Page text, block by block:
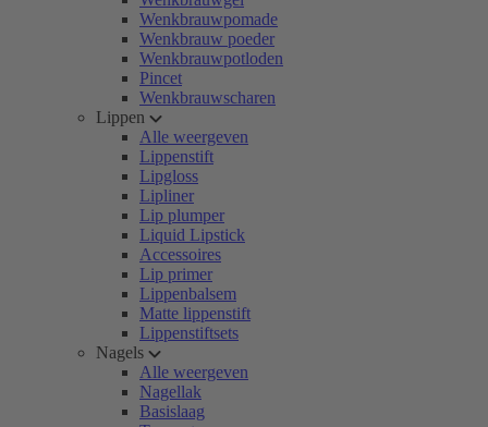
Wenkbrauwpomade
Wenkbrauw poeder
Wenkbrauwpotloden
Pincet
Wenkbrauwscharen
Lippen
Alle weergeven
Lippenstift
Lipgloss
Lipliner
Lip plumper
Liquid Lipstick
Accessoires
Lip primer
Lippenbalsem
Matte lippenstift
Lippenstiftsets
Nagels
Alle weergeven
Nagellak
Basislaag